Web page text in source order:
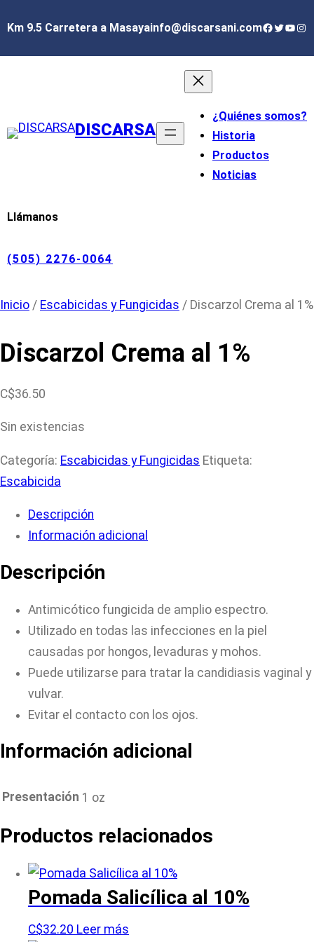
alKm 9.5 Carretera a Masayainfo@discarsani.comFacebook
Twitter
DISCARSA
¿Quiénes somos?
Historia
Productos
Noticias
Llámanos
(505) 2276-0064
Inicio / Escabicidas y Fungicidas / Discarzol Crema al 1%
Discarzol Crema al 1%
C$36.50
Sin existencias
Categoría: Escabicidas y Fungicidas Etiqueta:
Escabicida
Descripción
Información adicional
Descripción
Antimicótico fungicida de amplio espectro.
Utilizado en todas las infecciones en la piel
causadas por hongos, levaduras y mohos.
Puede utilizarse para tratar la candidiasis vaginal y
vulvar.
Evitar el contacto con los ojos.
Información adicional
Presentación 1 oz
Productos relacionados
Pomada Salicílica al 10%
C$32.20 Leer más